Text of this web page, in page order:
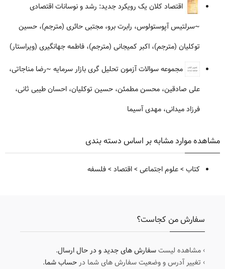
اقتصاد کلان یک رویکرد جدید: رشد و نوسانات اقتصادی
~سرلتیس آپوستولوس، رابرت برو، مجتبی حائری (مترجم)، حسین
توکلیان (مترجم)، اکبر کمیجانی (مترجم)، فاطمه جهانگیری (ویراستار)
مجموعه سوالات آزمون تحلیل گری بازار سرمایه ~رضا مناجاتی،
علی صادقین، محسن مطمئن، حسین توکلیان، احسان طیبی ثانی،
فرزاد میدانی، مهدی آسیما
مشاهده موارد مشابه بر اساس دسته بندی
کتاب >علوم اجتماعی >اقتصاد >فلسفه
سفارش من کجاست؟
› مشاهده لیستسفارش های جدید و در حال ارسال.
› تغییر آدرس و وضعیت سفارش های شما درحساب شما.